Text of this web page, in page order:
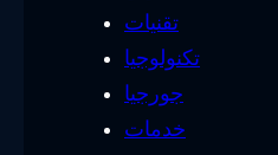
تقنيات
تكنولوجيا
جورجيا
خدمات